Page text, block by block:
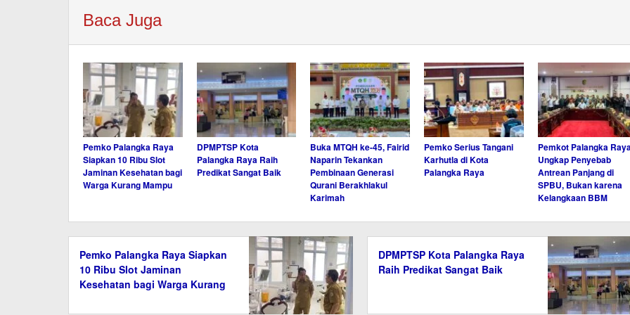
Baca Juga
Pemko Palangka Raya
Siapkan 10 Ribu Slot
Jaminan Kesehatan bagi
Warga Kurang Mampu
DPMPTSP Kota
Palangka Raya Raih
Predikat Sangat Baik
Buka MTQH ke-45, Fairid
Naparin Tekankan
Pembinaan Generasi
Qurani Berakhlakul
Karimah
Pemko Serius Tangani
Karhutla di Kota
Palangka Raya
Pemkot Palangka
Ungkap Penyebab
Antrean Panjang di
SPBU, Bukan karena
Kelangkaan BBM
Pemko Palangka Raya Siapkan
10 Ribu Slot Jaminan
Kesehatan bagi Warga Kurang
DPMPTSP Kota Palangka Raya
Raih Predikat Sangat Baik